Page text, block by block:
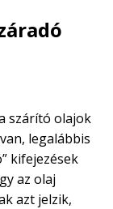
szárító olajok
legalábbis
kifejezések
az olaj
azt jelzik,